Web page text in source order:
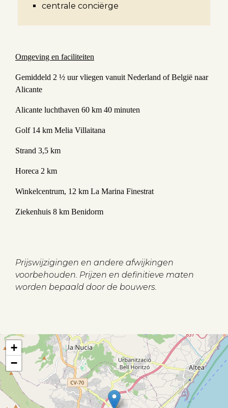
centrale conciërge
Omgeving en faciliteiten
Gemiddeld 2 ½ uur vliegen vanuit Nederland of België naar
Alicante
Alicante luchthaven 60 km 40 minuten
Golf 14 km Melia Villaitana
Strand 3,5 km
Horeca 2 km
Winkelcentrum, 12 km La Marina Finestrat
Ziekenhuis 8 km Benidorm
Prijswijzigingen en andere afwijkingen
voorbehouden. Prijzen en definitieve maten
worden bepaald door de bouwers.
+
−